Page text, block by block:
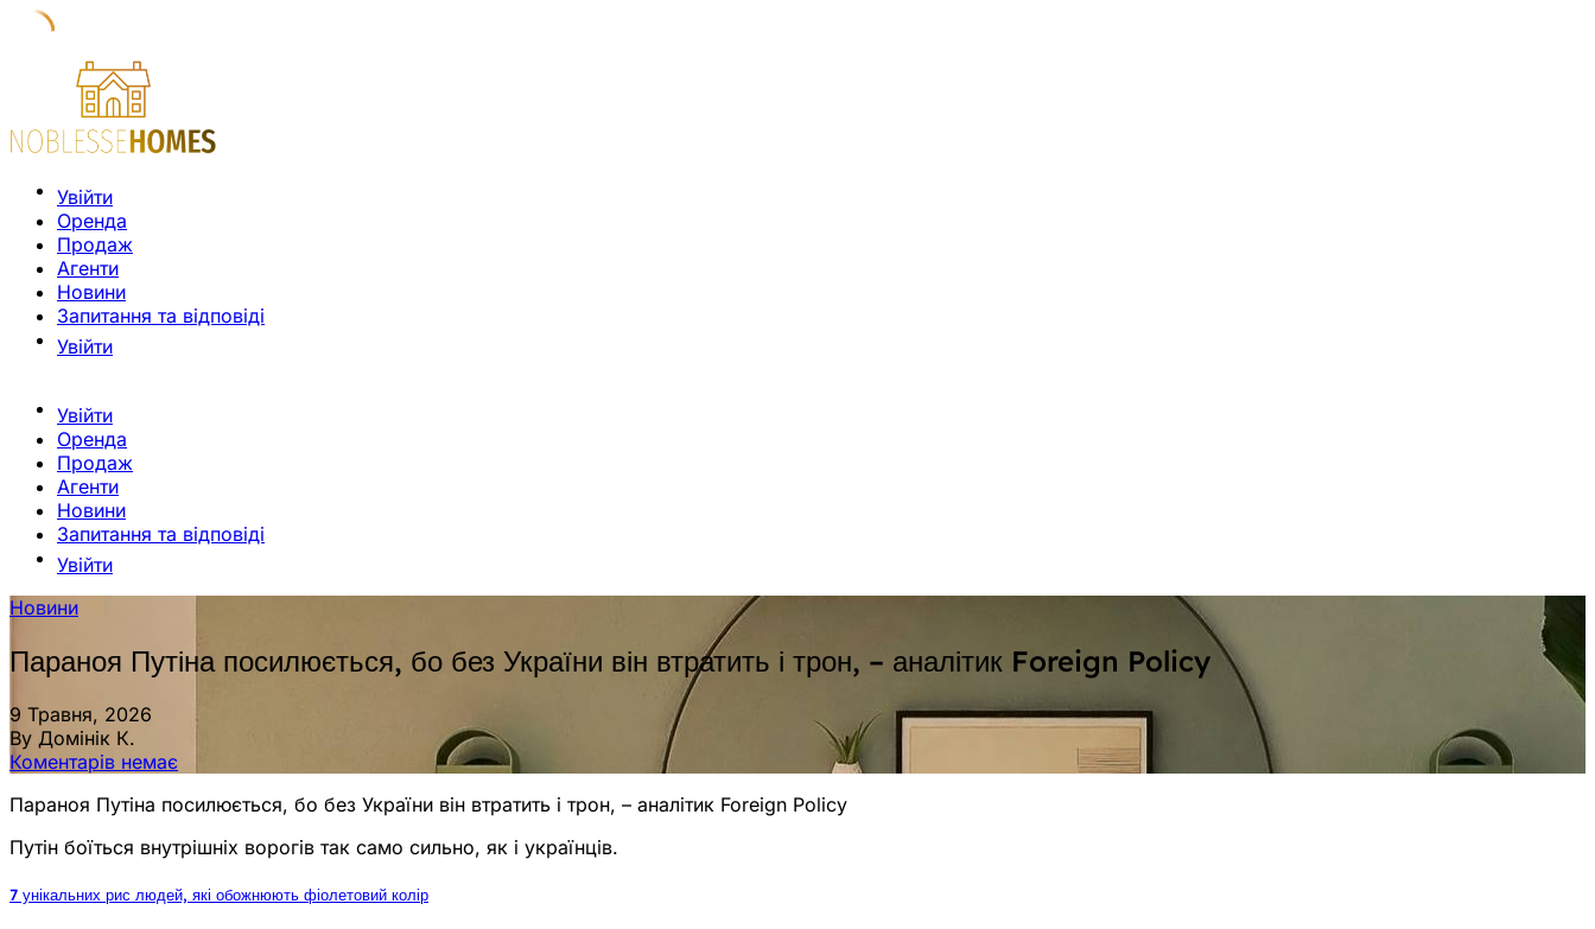
Увійти
Оренда
Продаж
Агенти
Новини
Запитання та відповіді
Увійти
Увійти
Оренда
Продаж
Агенти
Новини
Запитання та відповіді
Увійти
Новини
Параноя Путіна посилюється, бо без України він втратить і трон, – аналітик Foreign Policy
9 Травня, 2026
By Домінік К.
Коментарів немає
Параноя Путіна посилюється, бо без України він втратить і трон, – аналітик Foreign Policy
Путін боїться внутрішніх ворогів так само сильно, як і українців.
7 унікальних рис людей, які обожнюють фіолетовий колір